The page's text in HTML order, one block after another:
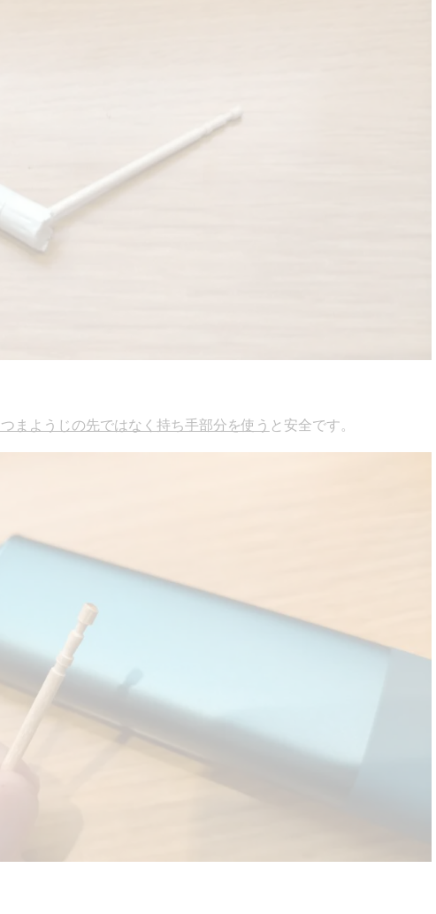
まようじの先ではなく持ち手部分を使う と安全です。